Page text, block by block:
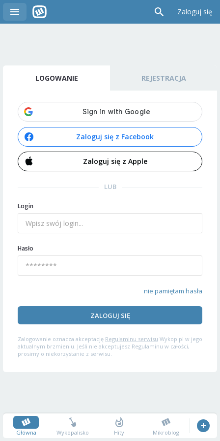
Zaloguj się
LOGOWANIE REJESTRACJA
Zaloguj się z Facebook
Zaloguj się z Apple
LUB
Login
Hasło
nie pamiętam hasła
ZALOGUJ SIĘ
Zalogowanie oznacza akceptację Regulaminu serwisu Wykop.pl w jego
aktualnym brzmieniu. Jeśli nie akceptujesz Regulaminu w całości,
prosimy o niekorzystanie z serwisu.
Główna Wykopalisko Hity Mikroblog